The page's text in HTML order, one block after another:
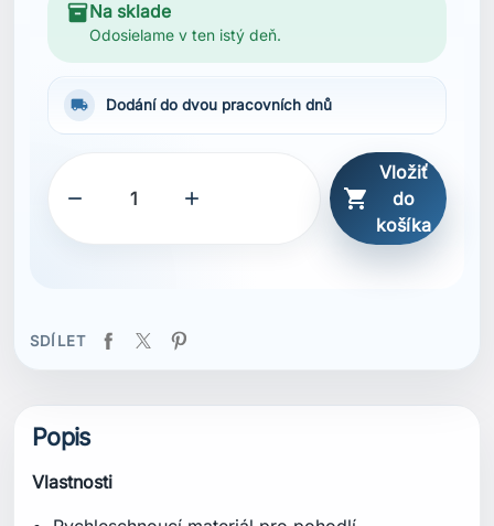
inventory_2 Na sklade
Odosielame v ten istý deň.
local_shipping Dodání do dvou pracovních dnů
  
Vložiť
do
košíka
SDÍLET
Popis
Vlastnosti